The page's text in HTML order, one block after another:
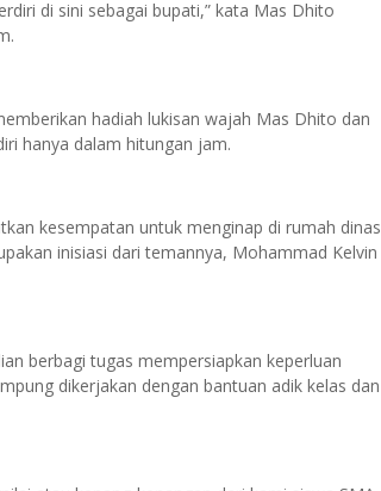
di sini sebagai bupati,” kata Mas Dhito
hadiah lukisan wajah Mas Dhito dan
hanya dalam hitungan jam.
kesempatan untuk menginap di rumah dinas
inisiasi dari temannya, Mohammad Kelvin
berbagi tugas mempersiapkan keperluan
dikerjakan dengan bantuan adik kelas dan